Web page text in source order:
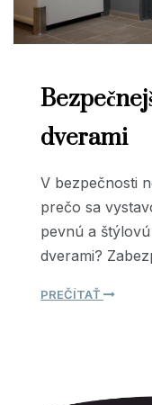
dverami
V bezpečnosti
prečo sa
pevnú a
dverami?
PREČÍTAŤ